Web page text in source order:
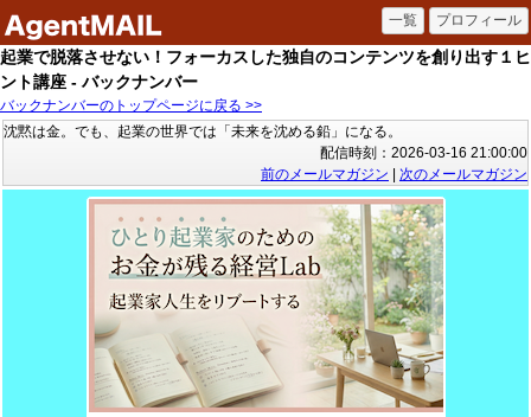
起業で脱落させない！フォーカスした独自のコンテンツを創り出す１ヒ
ント講座 - バックナンバー
バックナンバーのトップページに戻る >>
沈黙は金。でも、起業の世界では「未来を沈める鉛」になる。
配信時刻：2026-03-16 21:00:00
前のメールマガジン
次のメールマガジン